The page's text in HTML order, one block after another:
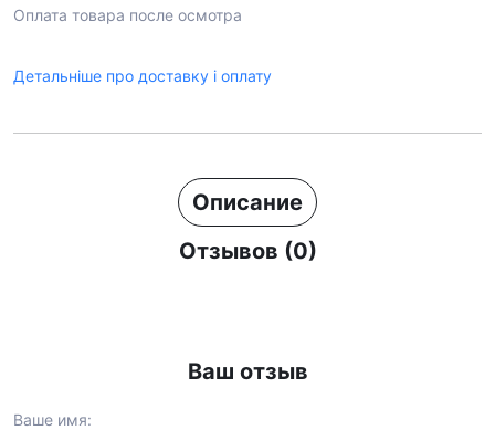
Оплата товара после осмотра
Детальніше про доставку і оплату
Описание
Отзывов (0)
Ваш отзыв
Ваше имя: